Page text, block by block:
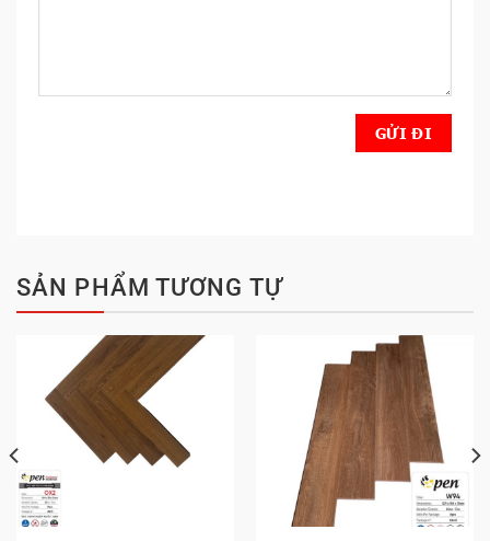
SẢN PHẨM TƯƠNG TỰ